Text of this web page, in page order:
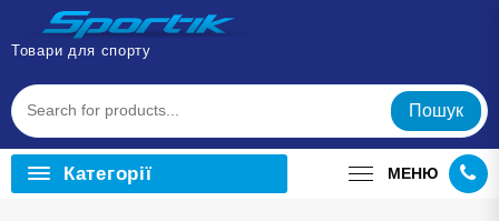
Перейти
вмісту
Товари для спорту
Пошук
Категорії МЕНЮ